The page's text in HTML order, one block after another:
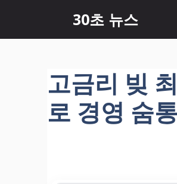
츠
30초 뉴스
고금리 빚
로 경영 숨